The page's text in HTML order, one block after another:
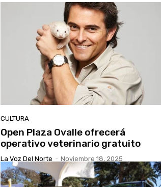
CULTURA
Open Plaza Ovalle ofrecerá
operativo veterinario gratuito
La Voz Del Norte - Noviembre 18, 2025